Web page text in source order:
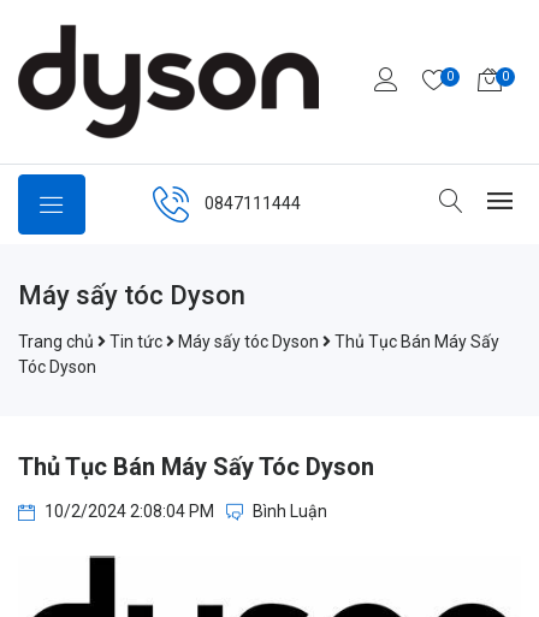
0 0
0847111444
Máy sấy tóc Dyson
Trang chủ Tin tức Máy sấy tóc Dyson
Thủ Tục Bán Máy Sấy
Tóc Dyson
Thủ Tục Bán Máy Sấy Tóc Dyson
10/2/2024 2:08:04 PM Bình Luận